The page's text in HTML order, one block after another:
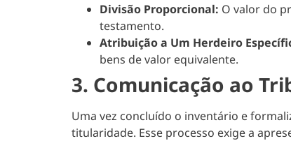
Divisão Proporcional: O valor do
testamento.
Atribuição a Um Herdeiro
bens de valor equivalente.
3. Comunicação ao
Uma vez concluído o inventário e
titularidade. Esse processo exige a